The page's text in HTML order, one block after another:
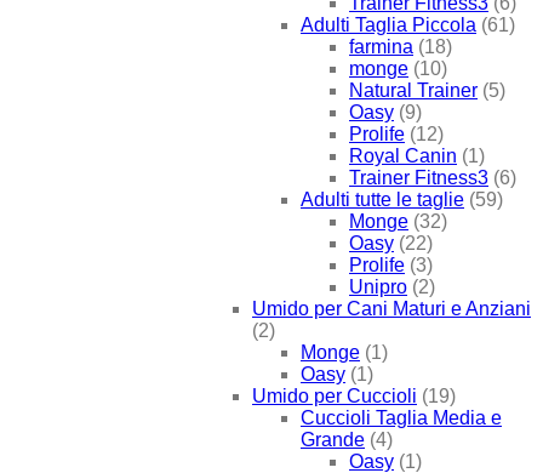
Adulti Taglia Piccola (61)
farmina (18)
monge (10)
Natural Trainer (5)
Oasy (9)
Prolife (12)
Royal Canin (1)
Trainer Fitness3 (6)
Adulti tutte le taglie (59)
Monge (32)
Oasy (22)
Prolife (3)
Unipro (2)
Umido per Cani Maturi e Anziani
(2)
Monge (1)
Oasy (1)
Umido per Cuccioli (19)
Cuccioli Taglia Media e
Grande (4)
Oasy (1)